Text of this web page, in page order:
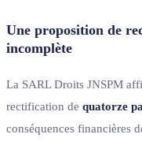
Une proposition de
incomplète
La SARL Droits JNSPM
rectification de quatorze
conséquences financières